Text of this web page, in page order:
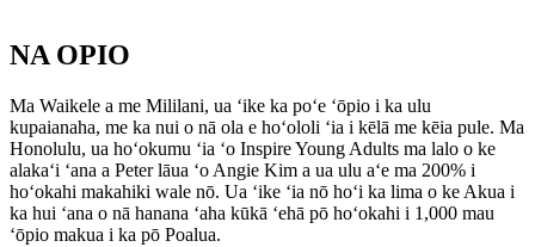
NA OPIO
Ma Waikele a me Mililani, ua ʻike ka poʻe ʻōpio i ka ulu
kupaianaha, me ka nui o nā ola e hoʻololi ʻia i kēlā me kēia pule. Ma
Honolulu, ua hoʻokumu ʻia ʻo Inspire Young Adults ma lalo o ke
alakaʻi ʻana a Peter lāua ʻo Angie Kim a ua ulu aʻe ma 200% i
hoʻokahi makahiki wale nō. Ua ʻike ʻia nō hoʻi ka lima o ke Akua i
ka hui ʻana o nā hanana ʻaha kūkā ʻehā pō hoʻokahi i 1,000 mau
ʻōpio makua i ka pō Poalua.